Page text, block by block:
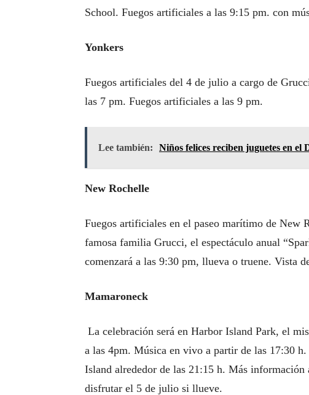
School. Fuegos artificiales a las 9:15 pm. con
Yonkers
Fuegos artificiales del 4 de julio a cargo de
las 7 pm. Fuegos artificiales a las 9 pm.
Lee también: Niños felices reciben juguetes en el
New Rochelle
Fuegos artificiales en el paseo marítimo de New
famosa familia Grucci, el espectáculo anual
comenzará a las 9:30 pm, llueva o truene. Vista
Mamaroneck
La celebración será en Harbor Island Park, el
a las 4pm. Música en vivo a partir de las 17:30
Island alrededor de las 21:15 h. Más
disfrutar el 5 de julio si llueve.